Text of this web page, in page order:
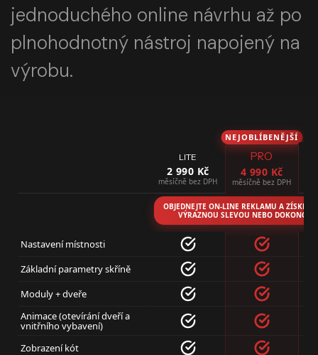
jednoduchého online návrhu až po
plnohodnotný nástroj napojený na
výrobu.
LITE
2 990 Kč
měsíčně bez DPH
NEJOBLÍBENĚJŠÍ
PRO
4 990 Kč
měsíčně bez DPH
OBJEDNEJTE ON-LINE REKLAMU A
VÝRAZNOU SLEVOU NEBO DOKONCE
Nastavení místnosti
Základní parametry skříně
Moduly + dveře
Animace (otevírání dveří a
vnitřního vybavení)
Zobrazení kót